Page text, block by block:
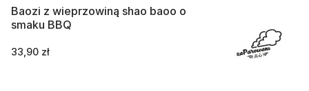
Baozi z wieprzowiną shao baoo o
smaku BBQ
33,90 zł